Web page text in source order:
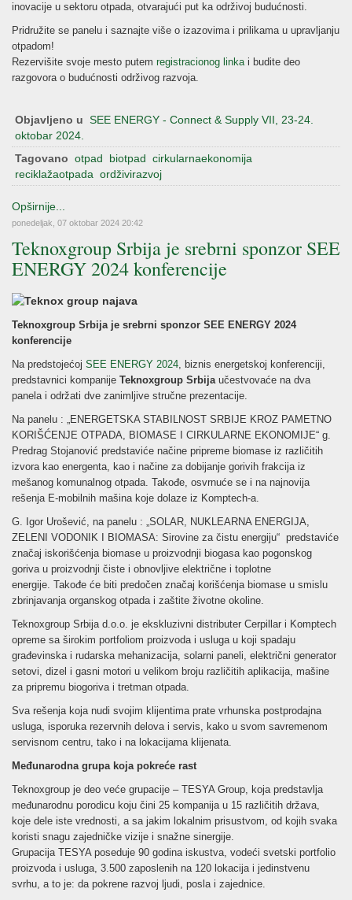
inovacije u sektoru otpada, otvarajući put ka održivoj budućnosti.
Pridružite se panelu i saznajte više o izazovima i prilikama u upravljanju
otpadom!
Rezervišite svoje mesto putem registracionog linkai budite deo
razgovora o budućnosti održivog razvoja.
Objavljeno u SEE ENERGY - Connect & Supply VII, 23-24.
oktobar 2024.
Tagovano otpad biotpad cirkularnaekonomija
reciklažaotpada ordživirazvoj
Opširnije...
ponedeljak, 07 oktobar 2024 20:42
Teknoxgroup Srbija je srebrni sponzor SEE
ENERGY 2024 konferencije
Teknoxgroup Srbija je srebrni sponzor SEE ENERGY 2024
konferencije
Na predstojećoj SEE ENERGY 2024 , biznis energetskoj konferenciji,
predstavnici kompanije Teknoxgroup Srbija učestvovaće na dva
panela i održati dve zanimljive stručne prezentacije.
Na panelu : „ENERGETSKA STABILNOST SRBIJE KROZ PAMETNO
KORIŠĆENJE OTPADA, BIOMASE I CIRKULARNE EKONOMIJE“ g.
Predrag Stojanović predstaviće načine pripreme biomase iz različitih
izvora kao energenta, kao i načine za dobijanje gorivih frakcija iz
mešanog komunalnog otpada. Takođe, osvrnuće se i na najnovija
rešenja E-mobilnih mašina koje dolaze iz Komptech-a.
G. Igor Urošević, na panelu : „SOLAR, NUKLEARNA ENERGIJA,
ZELENI VODONIK I BIOMASA: Sirovine za čistu energiju“ predstaviće
značaj iskorišćenja biomase u proizvodnji biogasa kao pogonskog
goriva u proizvodnji čiste i obnovljive električne i toplotne
energije. Takođe će biti predočen značaj korišćenja biomase u smislu
zbrinjavanja organskog otpada i zaštite životne okoline.
Teknoxgroup Srbija d.o.o. je ekskluzivni distributer Cerpillar i Komptech
opreme sa širokim portfoliom proizvoda i usluga u koji spadaju
građevinska i rudarska mehanizacija, solarni paneli, električni generator
setovi, dizel i gasni motori u velikom broju različitih aplikacija, mašine
za pripremu biogoriva i tretman otpada.
Sva rešenja koja nudi svojim klijentima prate vrhunska postprodajna
usluga, isporuka rezervnih delova i servis, kako u svom savremenom
servisnom centru, tako i na lokacijama klijenata.
Međunarodna grupa koja pokreće rast
Teknoxgroup je deo veće grupacije – TESYA Group, koja predstavlja
međunarodnu porodicu koju čini 25 kompanija u 15 različitih država,
koje dele iste vrednosti, a sa jakim lokalnim prisustvom, od kojih svaka
koristi snagu zajedničke vizije i snažne sinergije.
Grupacija TESYA poseduje 90 godina iskustva, vodeći svetski portfolio
proizvoda i usluga, 3.500 zaposlenih na 120 lokacija i jedinstvenu
svrhu, a to je: da pokrene razvoj ljudi, posla i zajednice.